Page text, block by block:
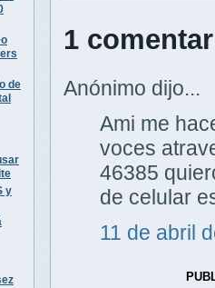
de
y
1
Anónimo dijo...
Ami me
voces
46385
de celular
11 de abril